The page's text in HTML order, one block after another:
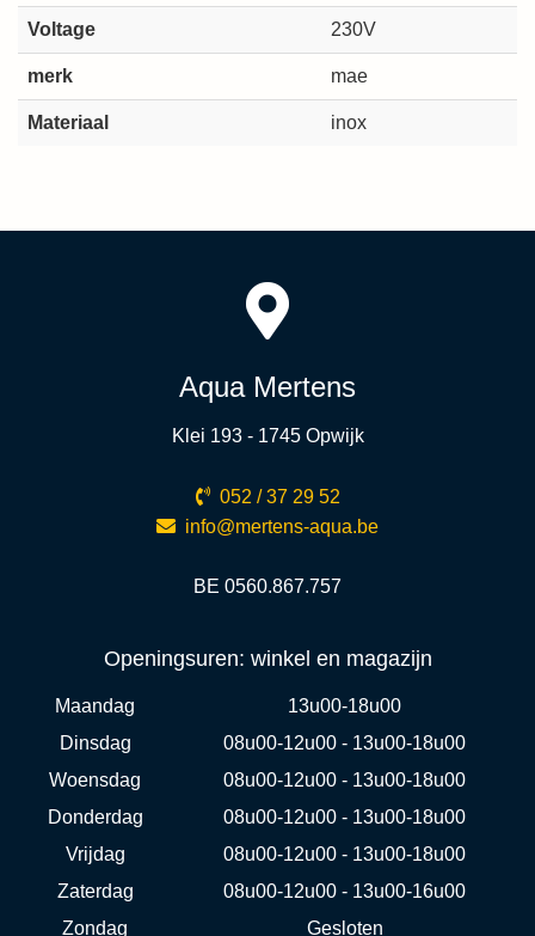
Voltage 230V
merk mae
Materiaal inox
Aqua Mertens
Klei 193 - 1745 Opwijk
052 / 37 29 52
info@mertens-aqua.be
BE 0560.867.757
Openingsuren: winkel en magazijn
Maandag
13u00-18u00
Dinsdag
08u00-12u00 - 13u00-18u00
Woensdag
08u00-12u00 - 13u00-18u00
Donderdag
08u00-12u00 - 13u00-18u00
Vrijdag
08u00-12u00 - 13u00-18u00
Zaterdag
08u00-12u00 - 13u00-16u00
Zondag
Gesloten